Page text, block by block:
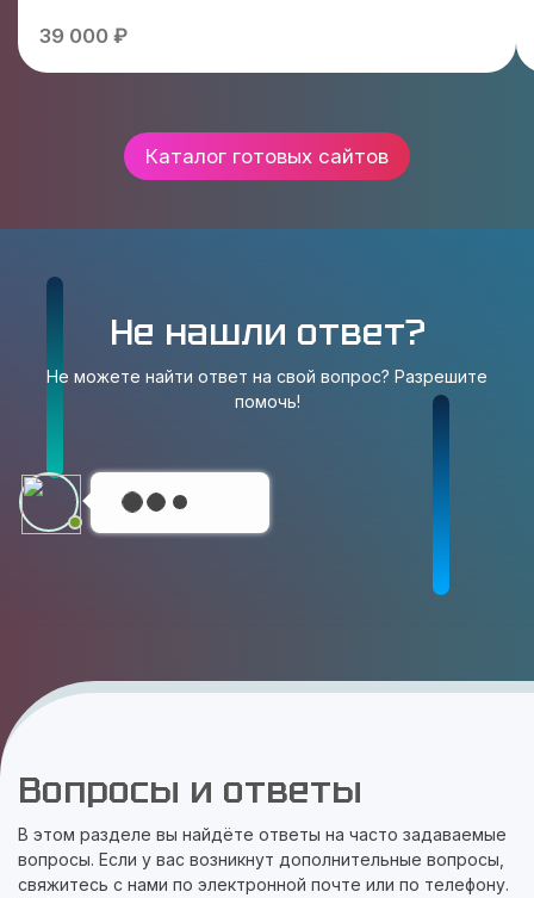
39 000 ₽
Каталог готовых сайтов
Не нашли ответ?
Не можете найти ответ на свой вопрос? Разрешите
помочь!
Вопросы и ответы
В этом разделе вы найдёте ответы на часто задаваемые
вопросы. Если у вас возникнут дополнительные вопросы,
свяжитесь с нами по электронной почте или по телефону.